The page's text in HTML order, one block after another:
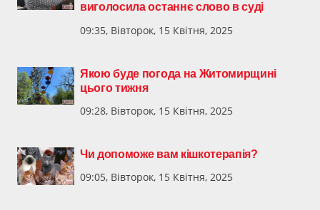
виголосила останнє слово в суді
09:35, Вівторок, 15 Квітня, 2025
Якою буде погода на Житомирщині
цього тижня
09:28, Вівторок, 15 Квітня, 2025
Чи допоможе вам кішкотерапія?
09:05, Вівторок, 15 Квітня, 2025